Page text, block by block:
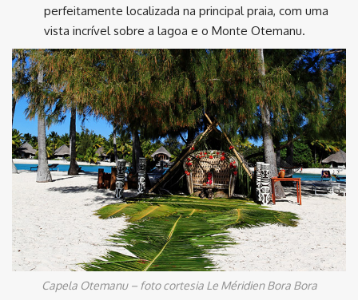
perfeitamente localizada na principal praia, com uma
vista incrível sobre a lagoa e o Monte Otemanu.
Capela Otemanu – foto cortesia Le Méridien Bora Bora